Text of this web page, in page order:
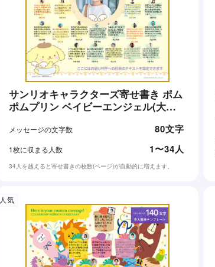
サンリオキャラクターズ寄せ書き ポム
ポムプリン ベイビーエンジェル(大人数
メッセージの文字数 80文字
1枚に収まる人数 1〜34人
34人を越えると寄せ書きの枚数(ページ)が自動的に増えます。
人気